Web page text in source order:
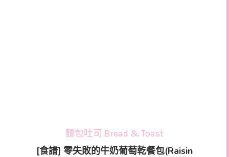
麵包吐司 Bread & Toast
[食譜] 零失敗的牛奶葡萄乾餐包(Raisin